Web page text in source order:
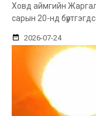
Ховд аймгийн
сарын 20-нд
2026-07-24